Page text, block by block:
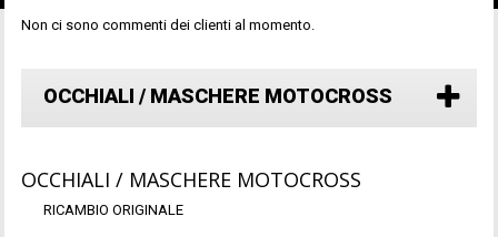
Non ci sono commenti dei clienti al momento.
OCCHIALI / MASCHERE MOTOCROSS
OCCHIALI / MASCHERE MOTOCROSS
RICAMBIO ORIGINALE